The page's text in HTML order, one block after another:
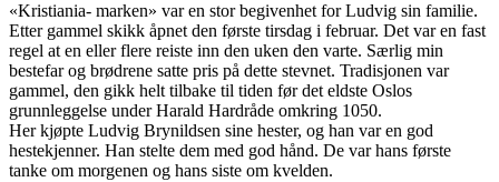
«Kristiania- marken» var en stor begivenhet for Ludvig sin familie.
Etter gammel skikk åpnet den første tirsdag i februar. Det var en fast
regel at en eller flere reiste inn den uken den varte. Særlig min
bestefar og brødrene satte pris på dette stevnet. Tradisjonen var
gammel, den gikk helt tilbake til tiden før det eldste Oslos
grunnleggelse under Harald Hardråde omkring 1050.
Her kjøpte Ludvig Brynildsen sine hester, og han var en god
hestekjenner. Han stelte dem med god hånd. De var hans første
tanke om morgenen og hans siste om kvelden.